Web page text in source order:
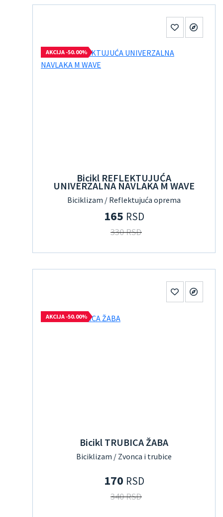
AKCIJA -50.00%
Bicikl REFLEKTUJUĆA
UNIVERZALNA NAVLAKA M WAVE
Biciklizam / Reflektujuća oprema
165 RSD
330 RSD
AKCIJA -50.00%
Bicikl TRUBICA ŽABA
Biciklizam / Zvonca i trubice
170 RSD
340 RSD